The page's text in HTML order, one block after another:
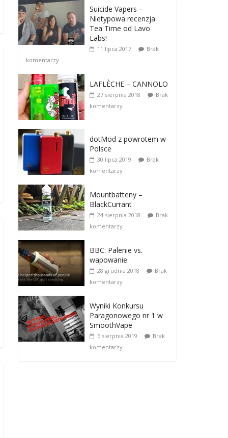
Suicide Vapers –
Nietypowa recenzja
Tea Time od Lavo
Labs!
11 lipca 2017
Brak
komentarzy
LAFLÈCHE – CANNOLO
27 sierpnia 2018
Brak
komentarzy
dotMod z powrotem w
Polsce
30 lipca 2019
Brak
komentarzy
Mountbatteny –
BlackCurrant
24 sierpnia 2018
Brak
komentarzy
BBC: Palenie vs.
wapowanie
28 grudnia 2018
Brak
komentarzy
Wyniki Konkursu
Paragonowego nr 1 w
SmoothVape
5 sierpnia 2019
Brak
komentarzy